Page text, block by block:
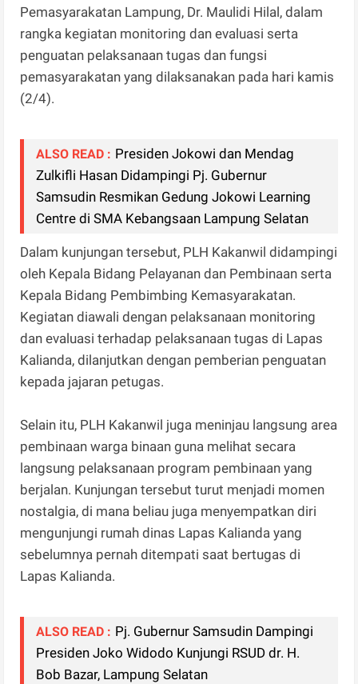
Pemasyarakatan Lampung, Dr. Maulidi Hilal, dalam
rangka kegiatan monitoring dan evaluasi serta
penguatan pelaksanaan tugas dan fungsi
pemasyarakatan yang dilaksanakan pada hari kamis
(2/4).
ALSO READ : Presiden Jokowi dan Mendag
Zulkifli Hasan Didampingi Pj. Gubernur
Samsudin Resmikan Gedung Jokowi Learning
Centre di SMA Kebangsaan Lampung Selatan
Dalam kunjungan tersebut, PLH Kakanwil didampingi
oleh Kepala Bidang Pelayanan dan Pembinaan serta
Kepala Bidang Pembimbing Kemasyarakatan.
Kegiatan diawali dengan pelaksanaan monitoring
dan evaluasi terhadap pelaksanaan tugas di Lapas
Kalianda, dilanjutkan dengan pemberian penguatan
kepada jajaran petugas.
Selain itu, PLH Kakanwil juga meninjau langsung area
pembinaan warga binaan guna melihat secara
langsung pelaksanaan program pembinaan yang
berjalan. Kunjungan tersebut turut menjadi momen
nostalgia, di mana beliau juga menyempatkan diri
mengunjungi rumah dinas Lapas Kalianda yang
sebelumnya pernah ditempati saat bertugas di
Lapas Kalianda.
ALSO READ : Pj. Gubernur Samsudin Dampingi
Presiden Joko Widodo Kunjungi RSUD dr. H.
Bob Bazar, Lampung Selatan